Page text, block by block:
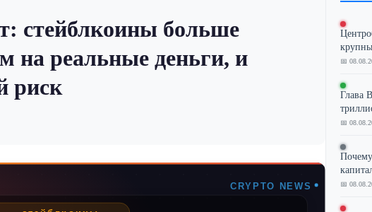
стейблкоины больше
на реальные деньги, и
риск
📅
Глава
📅
📅